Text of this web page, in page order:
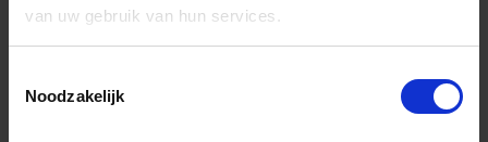
van uw gebruik van hun services.
Noodzakelijk